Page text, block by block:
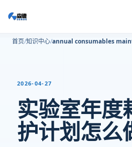
首页 知识中心 annual consumables
2026-04-27
实验室年度
护计划怎么